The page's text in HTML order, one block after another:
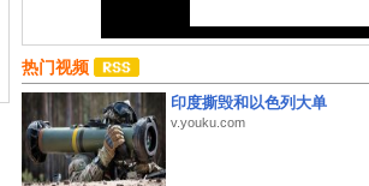
热门视频
印度撕毁和以色列大单
v.youku.com